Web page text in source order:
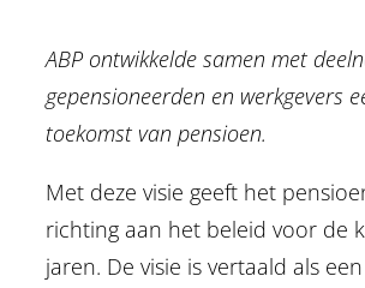
ABP ontwikkelde samen met
gepensioneerden en werkgevers
toekomst van pensioen.
Met deze visie geeft het
richting aan het beleid voor de
jaren. De visie is vertaald als